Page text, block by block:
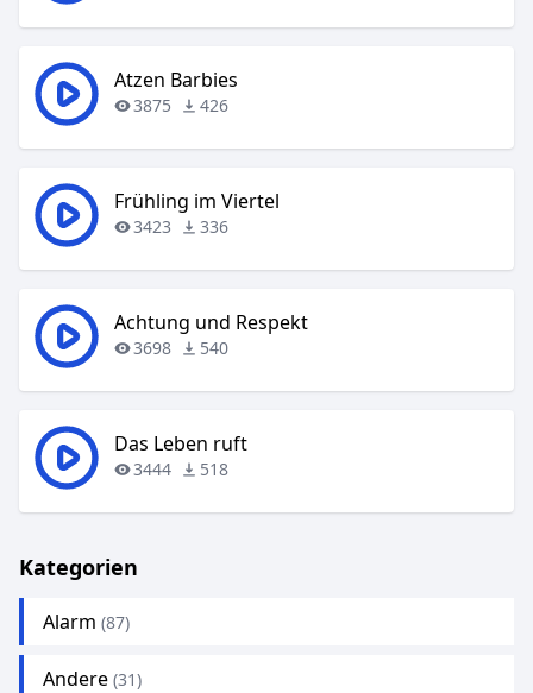
Atzen Barbies
3875 426
Frühling im Viertel
3423 336
Achtung und Respekt
3698 540
Das Leben ruft
3444 518
Kategorien
Alarm (87)
Andere (31)